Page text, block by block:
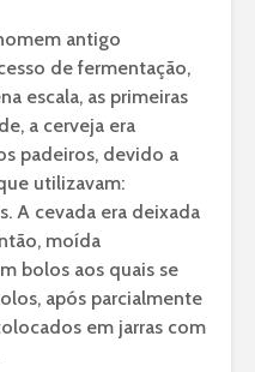
antigo
de fermentação,
escala, as primeiras
a cerveja era
padeiros, devido a
utilizavam:
A cevada era deixada
moída
bolos aos quais se
após parcialmente
em jarras com